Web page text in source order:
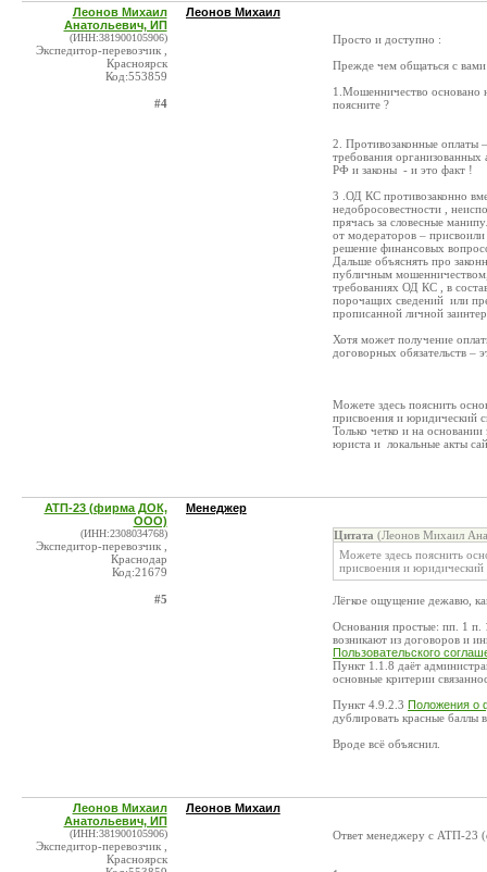
Леонов Михаил
Анатольевич, ИП
(ИНН:381900105906)
Экспедитор-перевозчик ,
Красноярск
Код:553859
#4
Леонов Михаил
Просто и доступно :
Прежде чем общаться с
1.Мошенничество основано
поясните ?
2. Противозаконные оплаты
требования
РФ и законы - и это факт !
3 .ОД КС противозаконно
недобросовестности ,
прячась за словесные
от модераторов –
решение финансовых
Дальше объяснять про
публичным
требованиях ОД КС , в
порочащих сведений или
прописанной личной
Хотя может получение
договорных обязательств –
Можете здесь пояснить
присвоения и юридический
Только четко и на
юриста и локальные акты
АТП-23 (фирма ДОК,
ООО)
(ИНН:2308034768)
Экспедитор-перевозчик ,
Краснодар
Код:21679
#5
Менеджер
Цитата (Леонов Михаил
Можете здесь пояснить
присвоения и
Лёгкое ощущение дежавю,
Основания простые: пп. 1 п.
возникают из договоров и
Пользовательского
Пункт 1.1.8 даёт
основные критерии
Пункт 4.9.2.3 Положения о
дублировать красные баллы
Вроде всё объяснил.
Леонов Михаил
Анатольевич, ИП
(ИНН:381900105906)
Экспедитор-перевозчик ,
Красноярск
Леонов Михаил
Ответ менеджеру с АТП-